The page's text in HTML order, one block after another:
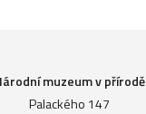
muzeum v přírodě
Palackého 147